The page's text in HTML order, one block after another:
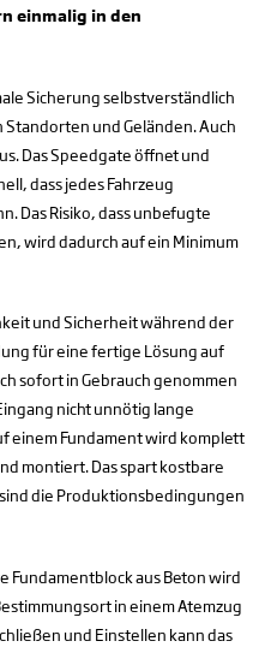
einmalig in den
Sicherung selbstverständlich
und Geländen. Auch
Das Speedgate öffnet und
dass jedes Fahrzeug
Das Risiko, dass unbefugte
wird dadurch auf ein Minimum
und Sicherheit während der
für eine fertige Lösung auf
sofort in Gebrauch genommen
nicht unnötig lange
einem Fundament wird komplett
montiert. Das spart kostbare
die Produktionsbedingungen
Fundamentblock aus Beton wird
in einem Atemzug
und Einstellen kann das